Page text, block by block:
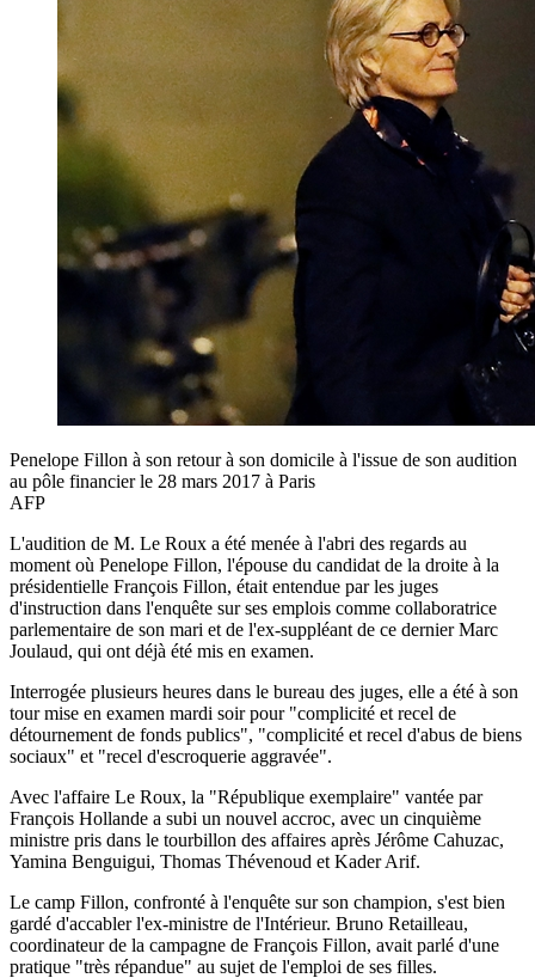
Penelope Fillon à son retour à son domicile à l'issue de son audition
au pôle financier le 28 mars 2017 à Paris
AFP
L'audition de M. Le Roux a été menée à l'abri des regards au
moment où Penelope Fillon, l'épouse du candidat de la droite à la
présidentielle François Fillon, était entendue par les juges
d'instruction dans l'enquête sur ses emplois comme collaboratrice
parlementaire de son mari et de l'ex-suppléant de ce dernier Marc
Joulaud, qui ont déjà été mis en examen.
Interrogée plusieurs heures dans le bureau des juges, elle a été à son
tour mise en examen mardi soir pour "complicité et recel de
détournement de fonds publics", "complicité et recel d'abus de biens
sociaux" et "recel d'escroquerie aggravée".
Avec l'affaire Le Roux, la "République exemplaire" vantée par
François Hollande a subi un nouvel accroc, avec un cinquième
ministre pris dans le tourbillon des affaires après Jérôme Cahuzac,
Yamina Benguigui, Thomas Thévenoud et Kader Arif.
Le camp Fillon, confronté à l'enquête sur son champion, s'est bien
gardé d'accabler l'ex-ministre de l'Intérieur. Bruno Retailleau,
coordinateur de la campagne de François Fillon, avait parlé d'une
pratique "très répandue" au sujet de l'emploi de ses filles.